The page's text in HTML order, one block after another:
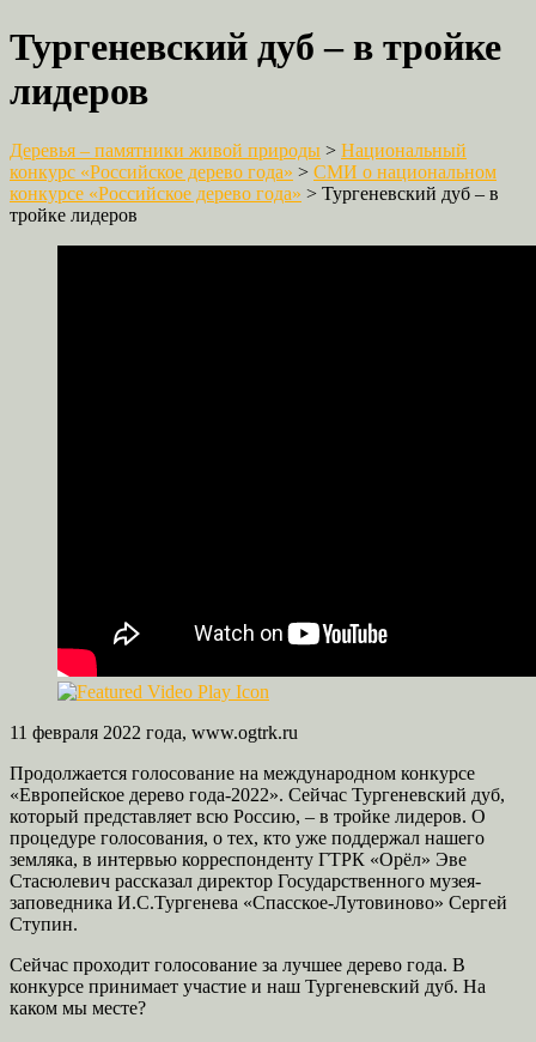
Тургеневский дуб – в тройке
лидеров
Деревья – памятники живой природы > Национальный
конкурс «Российское дерево года» > СМИ о национальном
конкурсе «Российское дерево года» > Тургеневский дуб – в
тройке лидеров
11 февраля 2022 года, www.ogtrk.ru
Продолжается голосование на международном конкурсе
«Европейское дерево года-2022». Сейчас Тургеневский дуб,
который представляет всю Россию, – в тройке лидеров. О
процедуре голосования, о тех, кто уже поддержал нашего
земляка, в интервью корреспонденту ГТРК «Орёл» Эве
Стасюлевич рассказал директор Государственного музея-
заповедника И.С.Тургенева «Спасское-Лутовиново» Сергей
Ступин.
Сейчас проходит голосование за лучшее дерево года. В
конкурсе принимает участие и наш Тургеневский дуб. На
каком мы месте?